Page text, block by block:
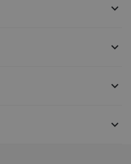



